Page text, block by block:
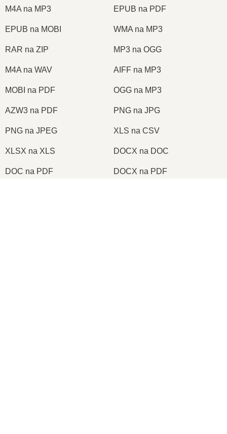
M4A na MP3 EPUB na PDF
EPUB na MOBI WMA na MP3
RAR na ZIP MP3 na OGG
M4A na WAV AIFF na MP3
MOBI na PDF OGG na MP3
AZW3 na PDF PNG na JPG
PNG na JPEG XLS na CSV
XLSX na XLS DOCX na DOC
DOC na PDF DOCX na PDF